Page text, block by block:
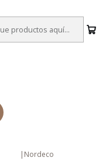
| Nordeco